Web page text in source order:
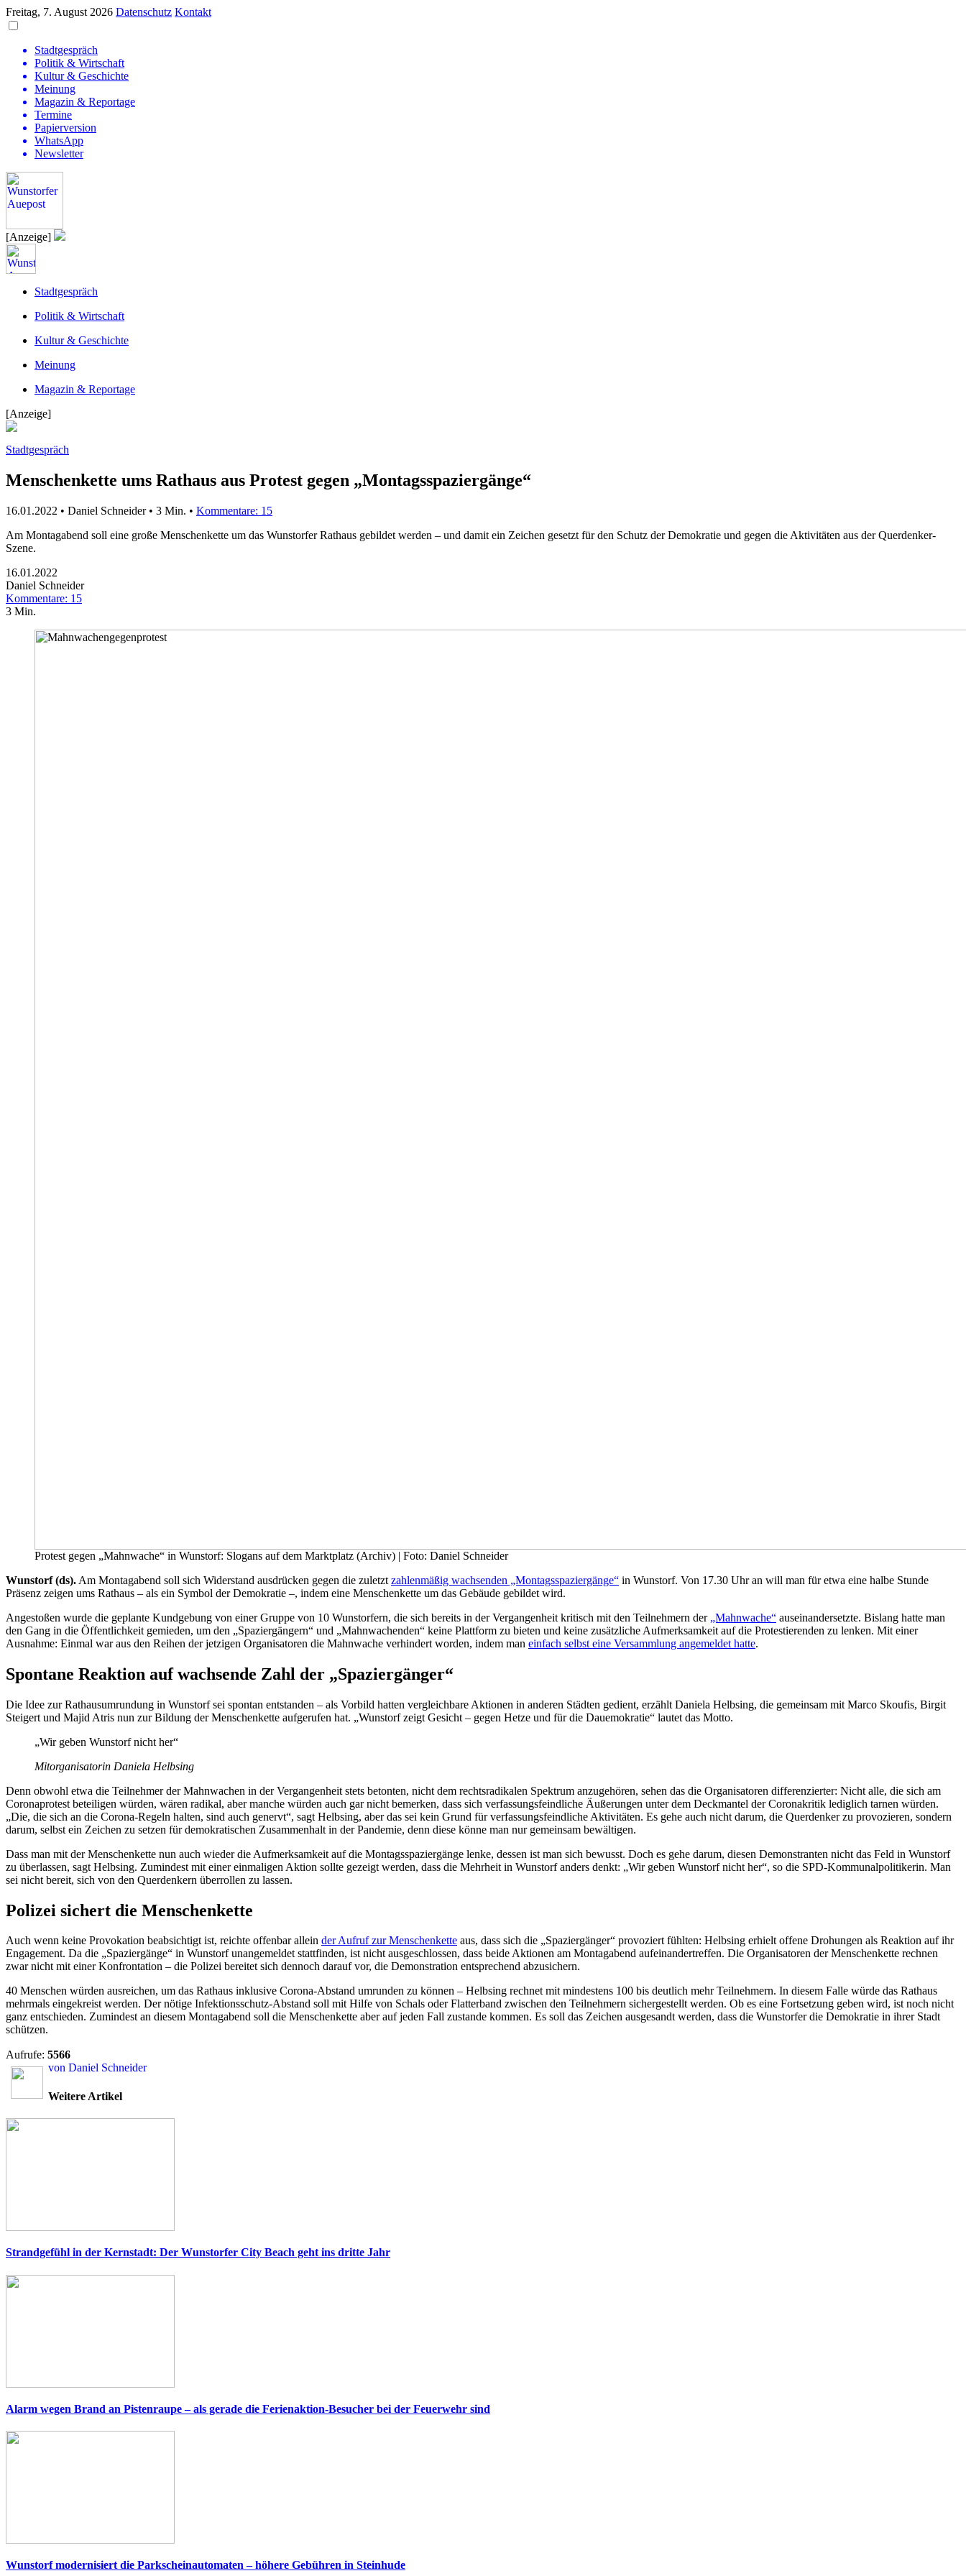
Freitag, 7. August 2026 Datenschutz Kontakt
Stadtgespräch
Politik & Wirtschaft
Kultur & Geschichte
Meinung
Magazin & Reportage
Termine
Papierversion
WhatsApp
Newsletter
[Anzeige]
Stadtgespräch
Politik & Wirtschaft
Kultur & Geschichte
Meinung
Magazin & Reportage
[Anzeige]
Stadtgespräch
Menschenkette ums Rathaus aus Protest gegen „Montagsspaziergänge“
16.01.2022 • Daniel Schneider • 3 Min. • Kommentare: 15
Am Montagabend soll eine große Menschenkette um das Wunstorfer Rathaus gebildet werden – und damit ein Zeichen gesetzt für den Schutz der Demokratie und gegen die Aktivitäten aus der Querdenker-
Szene.
16.01.2022
Daniel Schneider
Kommentare: 15
3 Min.
Protest gegen „Mahnwache“ in Wunstorf: Slogans auf dem Marktplatz (Archiv) | Foto: Daniel Schneider
Wunstorf (ds). Am Montagabend soll sich Widerstand ausdrücken gegen die zuletzt zahlenmäßig wachsenden „Montagsspaziergänge“ in Wunstorf. Von 17.30 Uhr an will man für etwa eine halbe Stunde
Präsenz zeigen ums Rathaus – als ein Symbol der Demokratie –, indem eine Menschenkette um das Gebäude gebildet wird.
Angestoßen wurde die geplante Kundgebung von einer Gruppe von 10 Wunstorfern, die sich bereits in der Vergangenheit kritisch mit den Teilnehmern der „Mahnwache“ auseinandersetzte. Bislang hatte man
den Gang in die Öffentlichkeit gemieden, um den „Spaziergängern“ und „Mahnwachenden“ keine Plattform zu bieten und keine zusätzliche Aufmerksamkeit auf die Protestierenden zu lenken. Mit einer
Ausnahme: Einmal war aus den Reihen der jetzigen Organisatoren die Mahnwache verhindert worden, indem man einfach selbst eine Versammlung angemeldet hatte.
Spontane Reaktion auf wachsende Zahl der „Spaziergänger“
Die Idee zur Rathausumrundung in Wunstorf sei spontan entstanden – als Vorbild hatten vergleichbare Aktionen in anderen Städten gedient, erzählt Daniela Helbsing, die gemeinsam mit Marco Skoufis, Birgit
Steigert und Majid Atris nun zur Bildung der Menschenkette aufgerufen hat. „Wunstorf zeigt Gesicht – gegen Hetze und für die Dauemokratie“ lautet das Motto.
„Wir geben Wunstorf nicht her“
Mitorganisatorin Daniela Helbsing
Denn obwohl etwa die Teilnehmer der Mahnwachen in der Vergangenheit stets betonten, nicht dem rechtsradikalen Spektrum anzugehören, sehen das die Organisatoren differenzierter: Nicht alle, die sich am
Coronaprotest beteiligen würden, wären radikal, aber manche würden auch gar nicht bemerken, dass sich verfassungsfeindliche Äußerungen unter dem Deckmantel der Coronakritik lediglich tarnen würden.
„Die, die sich an die Corona-Regeln halten, sind auch genervt“, sagt Helbsing, aber das sei kein Grund für verfassungsfeindliche Aktivitäten. Es gehe auch nicht darum, die Querdenker zu provozieren, sondern
darum, selbst ein Zeichen zu setzen für demokratischen Zusammenhalt in der Pandemie, denn diese könne man nur gemeinsam bewältigen.
Dass man mit der Menschenkette nun auch wieder die Aufmerksamkeit auf die Montagsspaziergänge lenke, dessen ist man sich bewusst. Doch es gehe darum, diesen Demonstranten nicht das Feld in Wunstorf
zu überlassen, sagt Helbsing. Zumindest mit einer einmaligen Aktion sollte gezeigt werden, dass die Mehrheit in Wunstorf anders denkt: „Wir geben Wunstorf nicht her“, so die SPD-Kommunalpolitikerin. Man
sei nicht bereit, sich von den Querdenkern überrollen zu lassen.
Polizei sichert die Menschenkette
Auch wenn keine Provokation beabsichtigt ist, reichte offenbar allein der Aufruf zur Menschenkette aus, dass sich die „Spaziergänger“ provoziert fühlten: Helbsing erhielt offene Drohungen als Reaktion auf ihr
Engagement. Da die „Spaziergänge“ in Wunstorf unangemeldet stattfinden, ist nicht ausgeschlossen, dass beide Aktionen am Montagabend aufeinandertreffen. Die Organisatoren der Menschenkette rechnen
zwar nicht mit einer Konfrontation – die Polizei bereitet sich dennoch darauf vor, die Demonstration entsprechend abzusichern.
40 Menschen würden ausreichen, um das Rathaus inklusive Corona-Abstand umrunden zu können – Helbsing rechnet mit mindestens 100 bis deutlich mehr Teilnehmern. In diesem Falle würde das Rathaus
mehrmals eingekreist werden. Der nötige Infektionsschutz-Abstand soll mit Hilfe von Schals oder Flatterband zwischen den Teilnehmern sichergestellt werden. Ob es eine Fortsetzung geben wird, ist noch nicht
ganz entschieden. Zumindest an diesem Montagabend soll die Menschenkette aber auf jeden Fall zustande kommen. Es soll das Zeichen ausgesandt werden, dass die Wunstorfer die Demokratie in ihrer Stadt
schützen.
Aufrufe: 5566
von Daniel Schneider
Weitere Artikel
Strandgefühl in der Kernstadt: Der Wunstorfer City Beach geht ins dritte Jahr
Alarm wegen Brand an Pistenraupe – als gerade die Ferienaktion-Besucher bei der Feuerwehr sind
Wunstorf modernisiert die Parkscheinautomaten – höhere Gebühren in Steinhude